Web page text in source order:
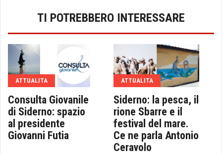
TI POTREBBERO INTERESSARE
ATTUALITA
Consulta Giovanile
di Siderno: spazio
al presidente
Giovanni Futia
ATTUALITA
Siderno: la pesca, il
rione Sbarre e il
festival del mare.
Ce ne parla Antonio
Ceravolo